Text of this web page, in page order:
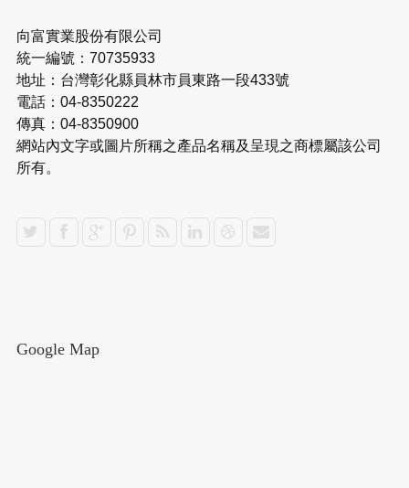
向富實業股份有限公司
統一編號：70735933
地址：台灣彰化縣員林市員東路一段433號
電話：04-8350222
傳真：04-8350900
網站內文字或圖片所稱之產品名稱及呈現之商標屬該公司
所有。
Google Map